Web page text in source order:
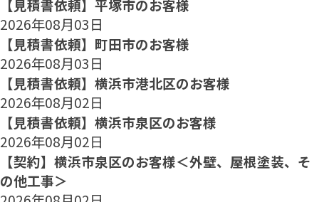
【見積書依頼】平塚市のお客様
2026年08月03日
【見積書依頼】町田市のお客様
2026年08月03日
【見積書依頼】横浜市港北区のお客様
2026年08月02日
【見積書依頼】横浜市泉区のお客様
2026年08月02日
【契約】横浜市泉区のお客様＜外壁、屋根塗装、そ
の他工事＞